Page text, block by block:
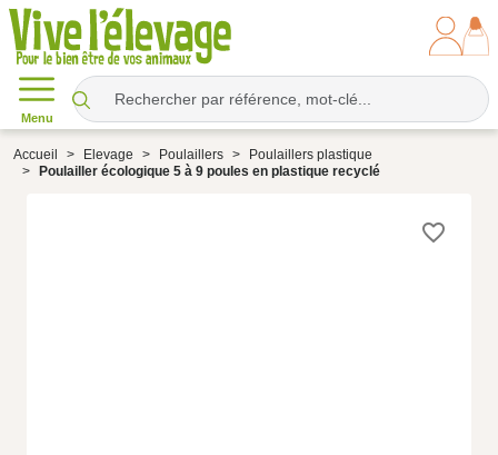
Menu
Accueil Elevage Poulaillers
Poulaillers plastique
Poulailler écologique 5 à 9 poules en plastique recyclé
favorite_border